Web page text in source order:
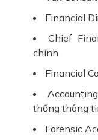
Financial
Chief
chính
Financial
thống thông
Forensic